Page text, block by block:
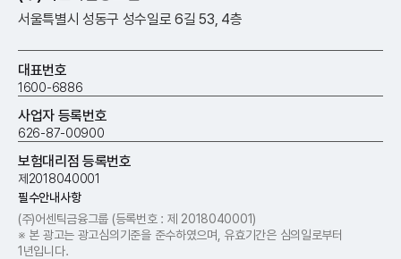
서울특별시 성동구 성수일로 6길 53, 4층
대표번호
1600-6886
사업자 등록번호
626-87-00900
보험대리점 등록번호
제2018040001
필수안내사항
(주)어센틱금융그룹 (등록번호 : 제 2018​040001)
※ 본 광고는 광고심의기준을 준수하였으며, 유효기간은 심의일로부터
1년입니다.